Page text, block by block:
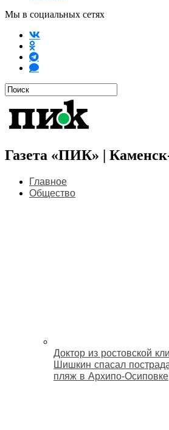
Мы в социальных сетях
Газета «ПИК» |
Главное
Общество
Доктор из ростовской
Шишкин спасал
пляж в Архипо‑Осиповке